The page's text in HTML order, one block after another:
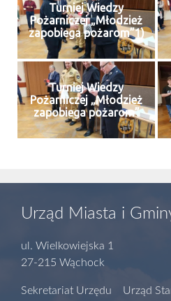
Turniej Wiedzy
Pożarniczej „Młodzież
zapobiega pożarom”1)
Turniej Wiedzy
Pożarniczej „Młodzież
zapobiega pożarom”
Urząd Miasta i
ul. Wielkowiejska 1
27-215 Wąchock
Sekretariat Urzędu Urząd